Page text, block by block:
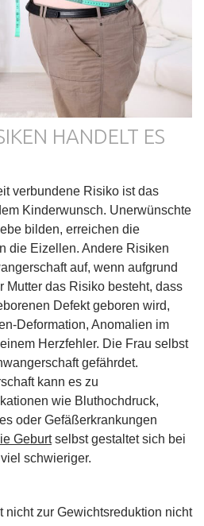
HANDELT ES
verbundene Risiko ist das
Kinderwunsch. Unerwünschte
bilden, erreichen die
die Eizellen. Andere Risiken
auf, wenn aufgrund
Mutter das Risiko besteht, dass
Defekt geboren wird,
Deformation, Anomalien im
Herzfehler. Die Frau selbst
gefährdet.
kann es zu
wie Bluthochdruck,
oder Gefäßerkrankungen
Geburtselbst gestaltet sich bei
schwieriger.
nicht zur Gewichtsreduktion nicht